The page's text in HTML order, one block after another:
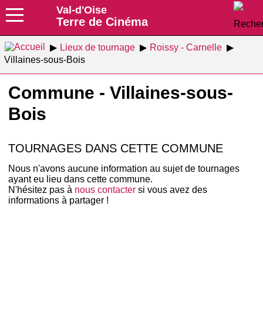
Val-d'Oise
Terre de Cinéma
Lieux de tournage
Roissy - Carnelle
Villaines-sous-Bois
Commune - Villaines-sous-
Bois
TOURNAGES DANS CETTE COMMUNE
Nous n'avons aucune information au sujet de tournages
ayant eu lieu dans cette commune.
N'hésitez pas à nous contacter si vous avez des
informations à partager !